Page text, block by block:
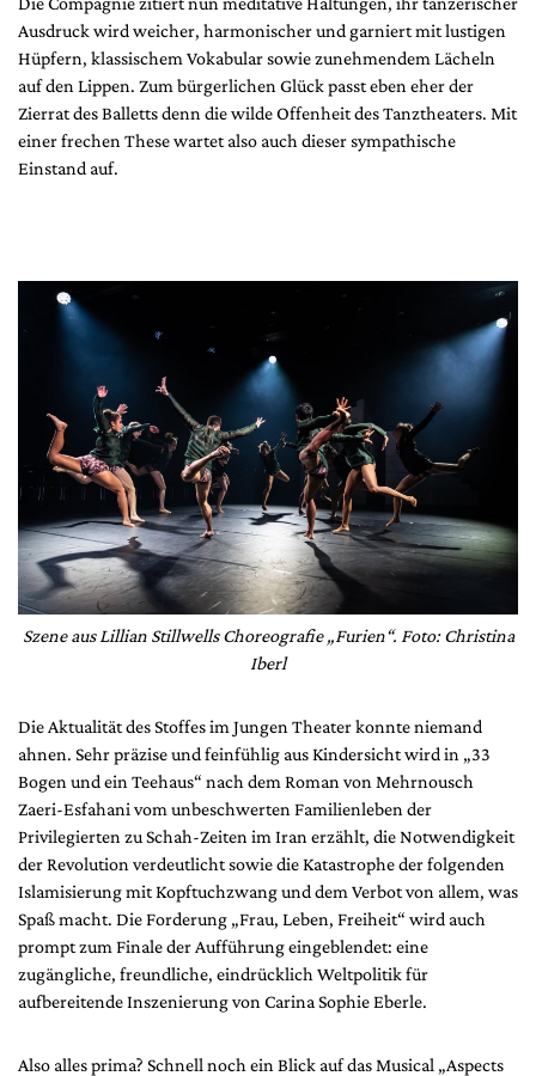
Ausdruck wird weicher, harmonischer und garniert mit lustigen
Hüpfern, klassischem Vokabular sowie zunehmendem Lächeln
auf den Lippen. Zum bürgerlichen Glück passt eben eher der
Zierrat des Balletts denn die wilde Offenheit des Tanztheaters. Mit
einer frechen These wartet also auch dieser sympathische
Einstand auf.
Szene aus Lillian Stillwells Choreografie „Furien“. Foto: Christina
Iberl
Die Aktualität des Stoffes im Jungen Theater konnte niemand
ahnen. Sehr präzise und feinfühlig aus Kindersicht wird in „33
Bogen und ein Teehaus“ nach dem Roman von Mehrnousch
Zaeri-Esfahani vom unbeschwerten Familienleben der
Privilegierten zu Schah-Zeiten im Iran erzählt, die Notwendigkeit
der Revolution verdeutlicht sowie die Katastrophe der folgenden
Islamisierung mit Kopftuchzwang und dem Verbot von allem, was
Spaß macht. Die Forderung „Frau, Leben, Freiheit“ wird auch
prompt zum Finale der Aufführung eingeblendet: eine
zugängliche, freundliche, eindrücklich Weltpolitik für
aufbereitende Inszenierung von Carina Sophie Eberle.
Also alles prima? Schnell noch ein Blick auf das Musical „Aspects